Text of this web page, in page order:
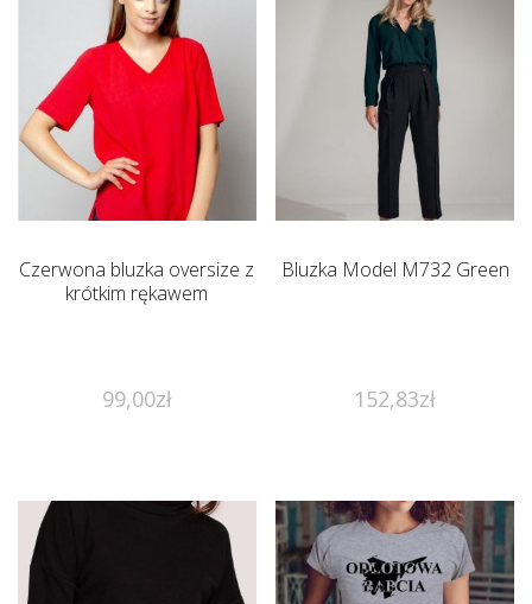
Czerwona bluzka oversize z
krótkim rękawem
99,00zł
Bluzka Model M732 Green
152,83zł